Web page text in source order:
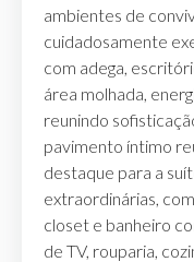
ambientes de
cuidadosamente
com adega,
área molhada,
reunindo
pavimento íntimo
destaque para a
extraordinárias,
closet e banheiro
de TV, rouparia,